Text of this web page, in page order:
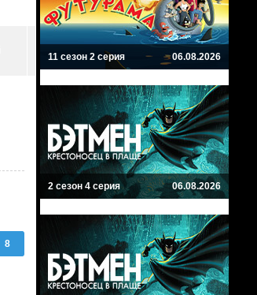
8
11 сезон 2 серия 06.08.2026
2 сезон 4 серия 06.08.2026